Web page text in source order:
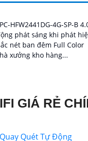
HFW2441DG-4G-SP-B
phát sáng khi phát
xưởng kho hàng...
GIÁ RẺ